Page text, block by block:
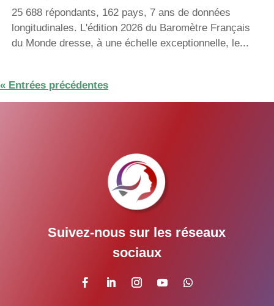
25 688 répondants, 162 pays, 7 ans de données
longitudinales. L'édition 2026 du Baromètre Français
du Monde dresse, à une échelle exceptionnelle, le...
« Entrées précédentes
Suivez-nous sur les réseaux
sociaux